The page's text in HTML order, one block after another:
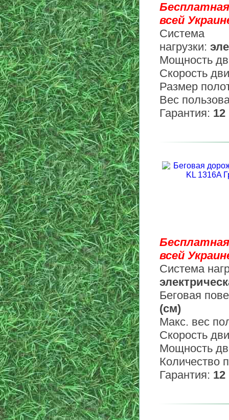
всей
Система
нагрузки:
Мощность
Скорость
Размер
Вес
Гарантия: 12
всей
Система
Беговая
(см)
Макс. вес
Скорость
Мощность
Количество
Гарантия: 12